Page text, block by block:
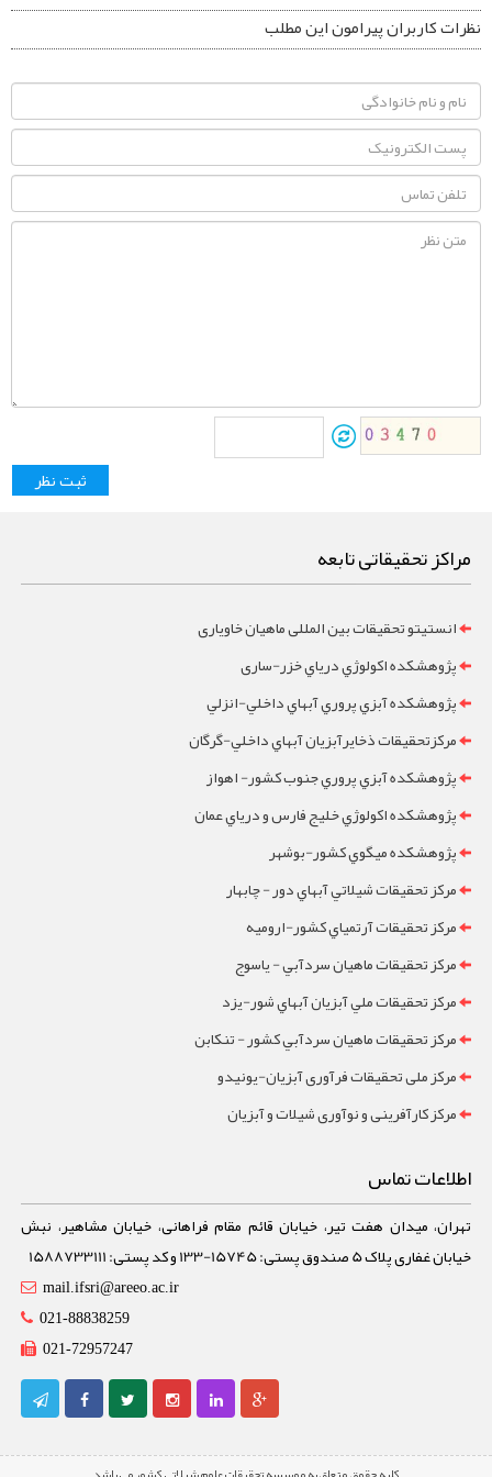
نظرات کاربران پیرامون این مطلب
مراکز تحقیقاتی تابعه
انستیتو تحقیقات بین المللی ماهیان خاویاری
پژوهشکده اکولوژي درياي خزر-ساری
پژوهشکده آبزي پروري آبهاي داخلي-انزلي
مرکزتحقيقات ذخايرآبزيان آبهاي داخلي-گرگان
پژوهشکده آبزي پروري جنوب کشور- اهواز
پژوهشکده اکولوژي خليج فارس و درياي عمان
پژوهشکده ميگوي کشور-بوشهر
مرکز تحقيقات شيلاتي آبهاي دور - چابهار
مرکز تحقيقات آرتمياي کشور-ارومیه
مرکز تحقيقات ماهيان سردآبي - ياسوج
مرکز تحقيقات ملي آبزيان آبهاي شور-یزد
مرکز تحقيقات ماهيان سردآبي کشور - تنکابن
مرکز ملی تحقیقات فرآوری آبزیان-یونیدو
مرکز کارآفرینی و نوآوری شیلات و آبزیان
اطلاعات تماس
تهران، میدان هفت تیر، خیابان قائم مقام فراهانی، خیابان مشاهیر، نبش
خیابان غفاری پلاک 5 صندوق پستی: 15745-133 و کد پستی: 1588733111
mail.ifsri@areeo.ac.ir
021-88838259
021-72957247